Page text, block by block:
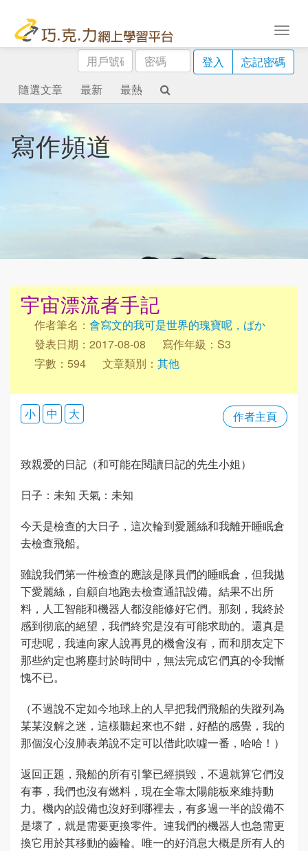
用
戶
號
碼
密
碼
登入
忘記密碼
隨選文章
最新 最熱
寫作頻道
宇宙漂流者手記
作者筆名： 會寫文的我可是世界的瑰寶呢，ばか
發表日期：2017-08-08
寫作年級：S3
字數：594
文章類別： 其他
作者主頁
小 中 大
致親爱的日記（和可能在閱讀日記的先生小姐）
日子：未知 天氣：未知
今天是檢查的大日子，這次輪到愛麗絲和我離开睡眠倉
去檢查飛船。
雖說我們第一件檢查的應該是隊員們的睡眠倉，但我拋
下愛麗絲，自顧自地跑去檢查通訊設備。結果不出所
料，人工智能和機器人都沒能修好它們。那刻，我終於
感到彻底的絕望，我們終究是沒有可能求助的。還真是
可悲呢，我連向家人說再見的機會沒有，而和朋友定下
那些約定也將塵封於時間中，無法完成它們真的令我慚
愧不已。
（不過說不定如今地球上的人早把我們飛船的失蹤列為
某某沒解之迷，這樣聽起來也不錯，好酷的感覺，我的
那個沒心沒肺表弟說不定可以借此吹噓一番，哈哈！）
返回正題，飛船的所有引擎已經損毀，不過就算它們沒
有事，我們也沒有燃料，現在全靠太陽能板來維持動
力。機內的設備也沒好到哪裡去，有多過一半的設備不
是壞了，就是需要更換零件。連我們的機器人也急需更
換它用於其移動的齒輪。唯一的好消息大概是所有人的